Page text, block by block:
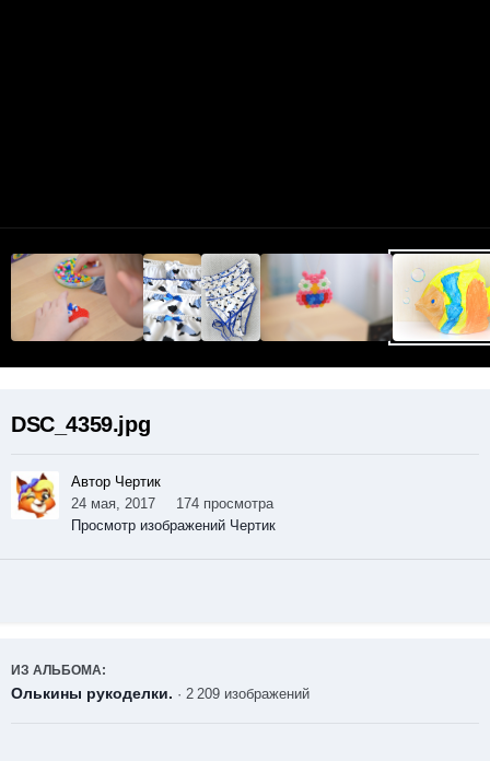
DSC_4359.jpg
Автор Чертик
24 мая, 2017
174 просмотра
Просмотр изображений Чертик
ИЗ АЛЬБОМА:
Олькины рукоделки. · 2 209 изображений